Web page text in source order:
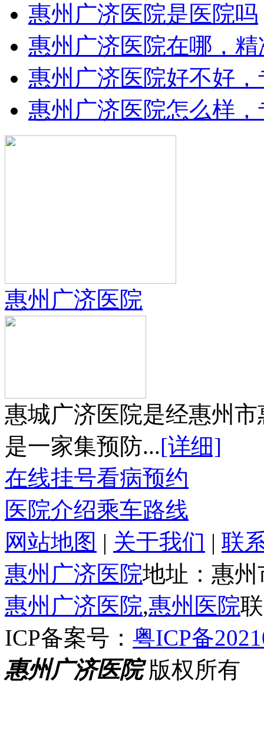
惠州广济医院是医院吗
惠州广济医院在哪，精
惠州广济医院好不好，
惠州广济医院怎么样，
惠州广济医院
惠城广济医院是经惠州
是一家集预防...[详细]
在线挂号看病预约
医院介绍乘车路线
网站地图 | 关于我们 | 联
惠州广济医院地址：惠
惠州广济医院,惠州医院
ICP备案号： 粤ICP备
惠州广济医院版权所有